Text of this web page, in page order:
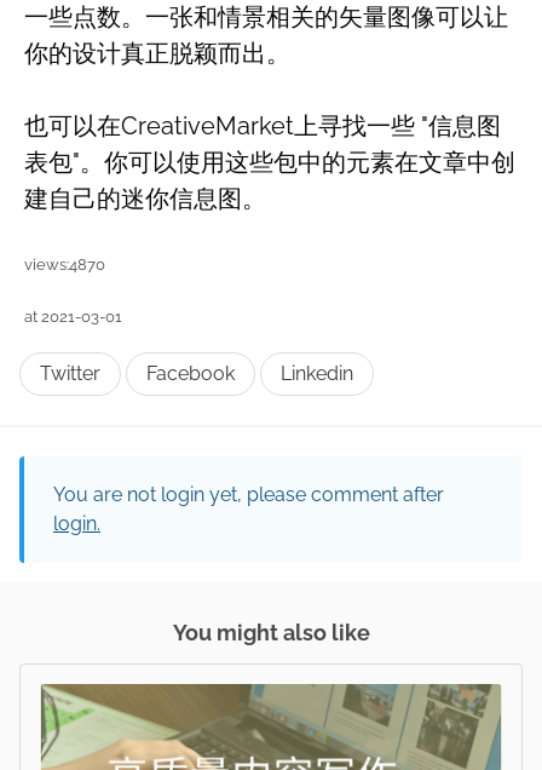
一些点数。一张和情景相关的矢量图像可以让
你的设计真正脱颖而出。
也可以在CreativeMarket上寻找一些 "信息图
表包"。你可以使用这些包中的元素在文章中创
建自己的迷你信息图。
views:4870
at 2021-03-01
Twitter Facebook Linkedin
You are not login yet, please comment after
login.
You might also like